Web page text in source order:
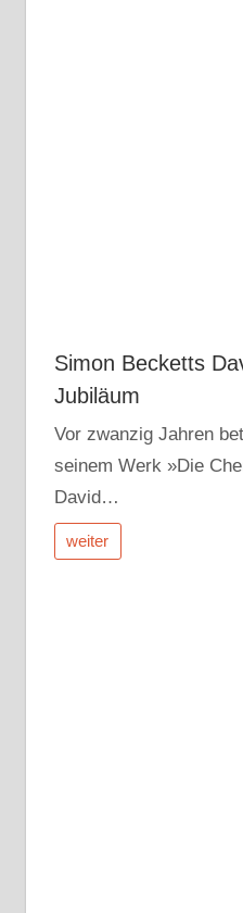
Simon Becketts
Jubiläum
Vor zwanzig Jahren
seinem Werk »Die
David…
weiter